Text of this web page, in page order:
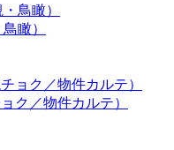
瞰）
ク／物件カルテ）